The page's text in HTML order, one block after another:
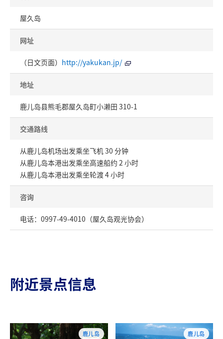
屋久岛
网址
（日文页面） http://yakukan.jp/
地址
鹿儿岛县熊毛郡屋久岛町小濑田 310-1
交通路线
从鹿儿岛机场出发乘坐飞机 30 分钟
从鹿儿岛本港出发乘坐高速船约 2 小时
从鹿儿岛本港出发乘坐轮渡 4 小时
咨询
电话：0997-49-4010（屋久岛观光协会）
附近景点信息
鹿儿岛 鹿儿岛